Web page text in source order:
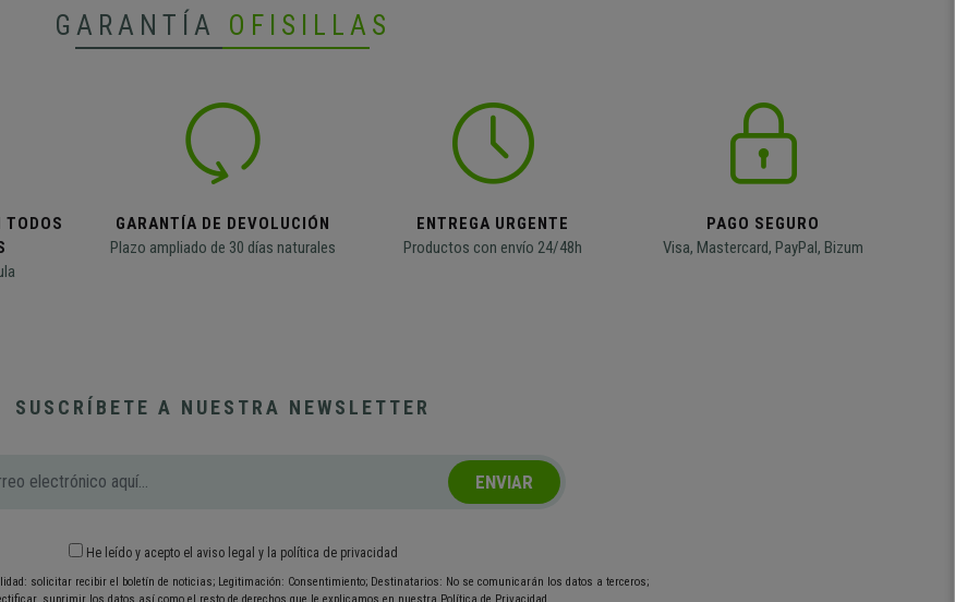
GARANTÍA OFISILLAS
TODOS
GARANTÍA DE DEVOLUCIÓN
Plazo ampliado de 30 días naturales
ENTREGA URGENTE
Productos con envío 24/48h
PAGO SEGURO
Visa, Mastercard, PayPal, Bizum
SUSCRÍBETE A NUESTRA NEWSLETTER
ENVIAR
He leído y acepto el aviso legal y la política de privacidad
solicitar recibir el boletín de noticias; Legitimación: Consentimiento; Destinatarios: No se comunicarán los datos a terceros;